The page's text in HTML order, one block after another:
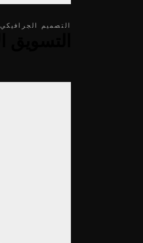
التصميم الجرافيكي